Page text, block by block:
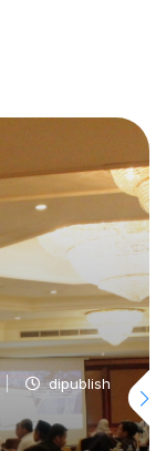
dipublish